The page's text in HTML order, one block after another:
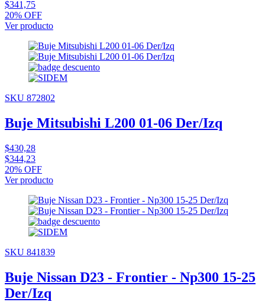
$341,75
20% OFF
Ver producto
SKU 872802
Buje Mitsubishi L200 01-06 Der/Izq
$430,28
$344,23
20% OFF
Ver producto
SKU 841839
Buje Nissan D23 - Frontier - Np300 15-25
Der/Izq